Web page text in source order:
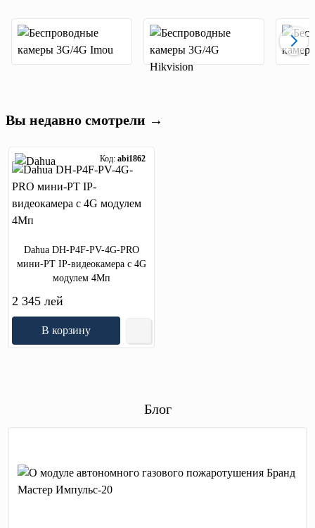
Вы недавно смотрели →
Код: abi1862
Dahua DH-P4F-PV-4G-PRO
мини-PT IP-видеокамера с 4G
модулем 4Мп
2 345 лей
В корзину
Блог